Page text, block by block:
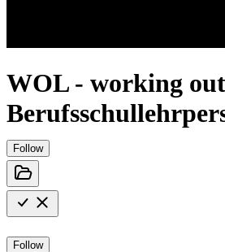
WOL - working
Follow
Follow